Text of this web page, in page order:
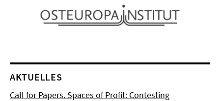
AKTUELLES
Call for Papers. Spaces of Profit: Contesting